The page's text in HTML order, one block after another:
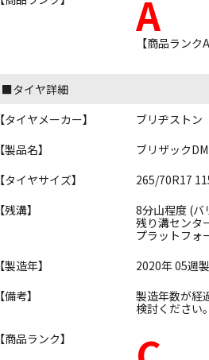
A
【商品ラン
■タイヤ詳細
【タイヤメーカー】
ブリヂストン
【製品名】
ブリザック
【タイヤサイズ】
265/70R17
【残溝】
8分山程度 (バ
残り溝センタ
プラットフォ
【製造年】
2020年 05週
【備考】
製造年数が経
検討ください。
【商品ランク】